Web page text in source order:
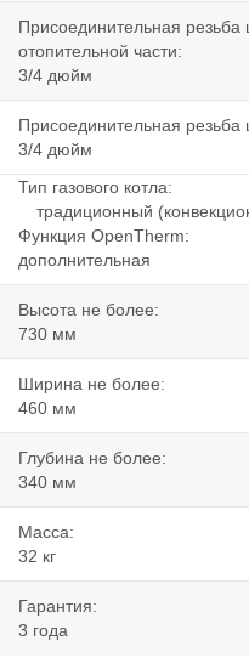
Присоединительная
отопительной части:
3/4 дюйм
Присоединительная резьба
3/4 дюйм
Тип газового котла:
традиционный
Функция OpenTherm:
дополнительная
Высота не более:
730 мм
Ширина не более:
460 мм
Глубина не более:
340 мм
Масса:
32 кг
Гарантия:
3 года